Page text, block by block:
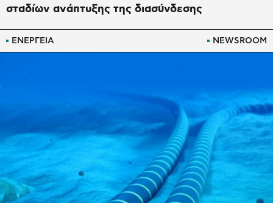
ΕΝΕΡΓΕΙΑ NEWSROOM
σταδίων ανάπτυξης της διασύνδεσης